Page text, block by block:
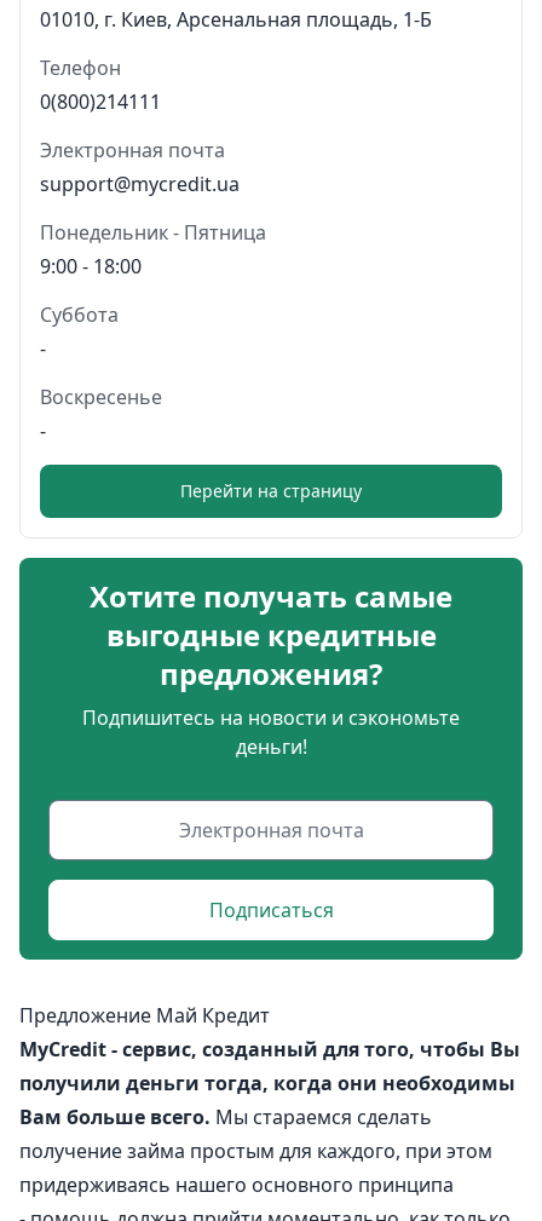
01010, г. Киев, Арсенальная площадь, 1-Б
Телефон
0(800)214111
Электронная почта
support@mycredit.ua
Понедельник - Пятница
9:00 - 18:00
Суббота
-
Воскресенье
-
Перейти на страницу
Хотите получать самые
выгодные кредитные
предложения?
Подпишитесь на новости и сэкономьте
деньги!
Подписаться
Предложение Май Кредит
MyCredit - сервис, созданный для того, чтобы Вы
получили деньги тогда, когда они необходимы
Вам больше всего. Мы стараемся сделать
получение займа простым для каждого, при этом
придерживаясь нашего основного принципа